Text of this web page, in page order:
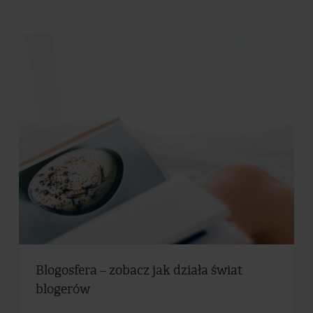
Blogosfera – zobacz jak działa świat
blogerów